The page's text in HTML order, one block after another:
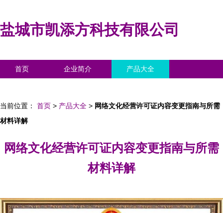
盐城市凯添方科技有限公司
首页 企业简介 产品大全
当前位置： 首页 > 产品大全 > 网络文化经营许可证内容变更指南与所需
材料详解
网络文化经营许可证内容变更指南与所需
材料详解